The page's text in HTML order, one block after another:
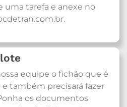
uma tarefa e anexe no
equipe o fichão que é
e também precisará fazer
os documentos